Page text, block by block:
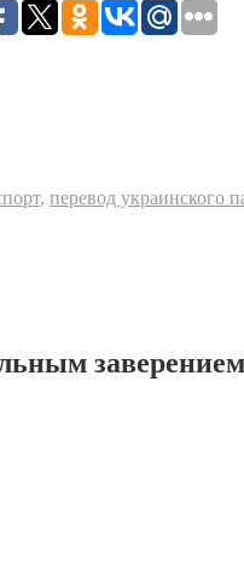
, перевод украинского